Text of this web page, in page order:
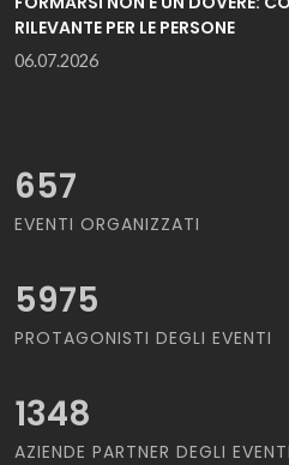
RILEVANTE PER LE PERSONE
06.07.2026
657
EVENTI ORGANIZZATI
5975
PROTAGONISTI DEGLI EVENTI
1348
AZIENDE PARTNER DEGLI EVENTI